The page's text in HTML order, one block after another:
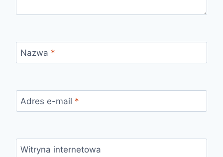
Nazwa *
Adres e-mail *
Witryna internetowa